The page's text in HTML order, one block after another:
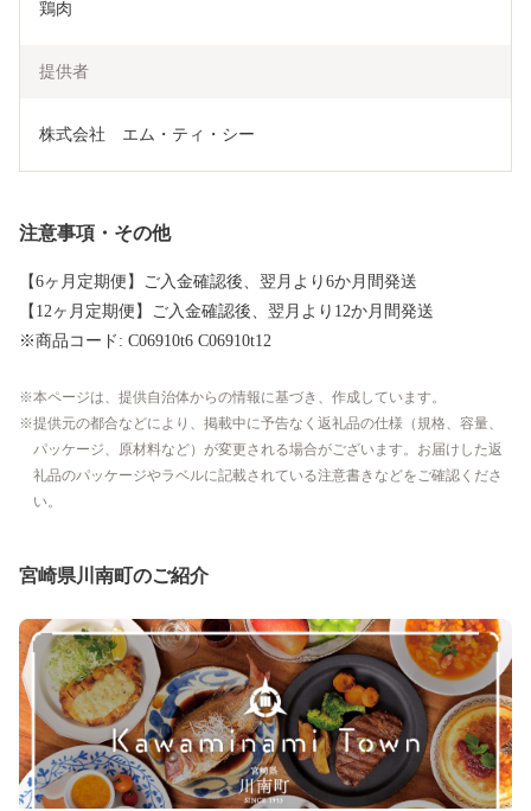
鶏肉
提供者
株式会社　エム・ティ・シー
注意事項・その他
【6ヶ月定期便】ご入金確認後、翌月より6か月間発送
【12ヶ月定期便】ご入金確認後、翌月より12か月間発送
※商品コード: C06910t6 C06910t12
本ページは、提供自治体からの情報に基づき、作成しています。
提供元の都合などにより、掲載中に予告なく返礼品の仕様（規格、容量、
パッケージ、原材料など）が変更される場合がございます。お届けした返
礼品のパッケージやラベルに記載されている注意書きなどをご確認くださ
い。
宮崎県川南町のご紹介